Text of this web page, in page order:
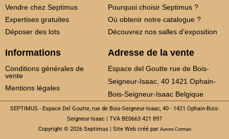
Vendre chez Septimus
Expertises gratuites
Déposer des lots
Pourquoi choisir Septimus ?
Où obtenir notre catalogue ?
Découvrez nos salles d’exposition
Informations
Conditions générales de
vente
Mentions légales
Adresse de la vente
Espace del Goutte rue de Bois-
Seigneur-Isaac, 40 1421 Ophain-
Bois-Seigneur-Isaac Belgique
SEPTIMUS - Espace Del Goutte, rue de Bois-Seigneur-Isaac, 40 - 1421 Ophain-Bois-
Seigneur-Isaac | TVA BE0663 421 897
Copyright © 2026 Septimus | Site Web créé par Aurore Corman